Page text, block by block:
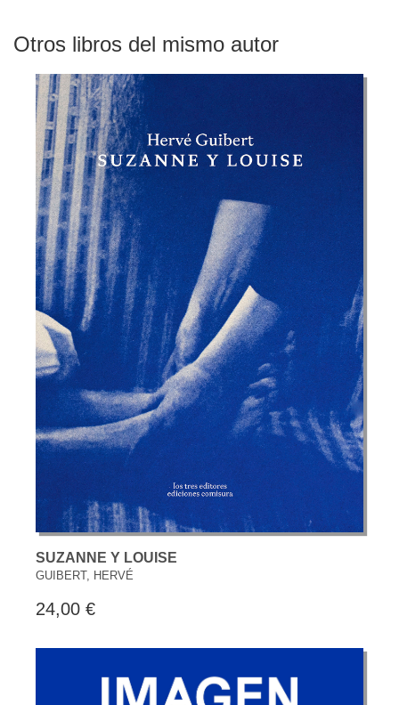
Otros libros del mismo autor
SUZANNE Y LOUISE
GUIBERT, HERVÉ
24,00 €